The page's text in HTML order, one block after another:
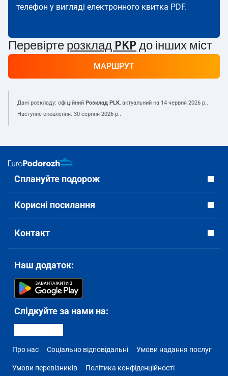
телефон у вигляді електронного квитка PDF.
Перевірте розклад PKP до інших міст
МАРШРУТ
Дані розкладу: офіційний Розклад PLK, актуальний на 14 червня 2026 р..
Наступне оновлення: 30 серпня 2026 р..
Сплануйте подорож
Корисні посилання
Контакт
Наш додаток:
Слідкуйте за нами на:
Про нас Соціально відповідальні Умови надання послуг
Умови перевізників Політика конфіденційності